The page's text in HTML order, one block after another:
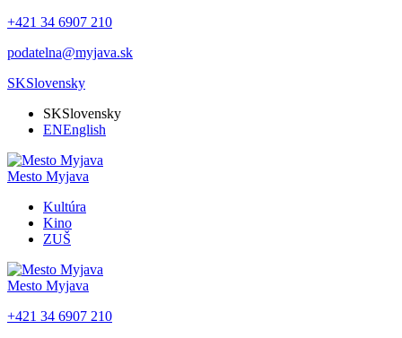
+421 34 6907 210
podatelna@myjava.sk
SKSlovensky
SKSlovensky
ENEnglish
Mesto Myjava
Kultúra
Kino
ZUŠ
Mesto Myjava
+421 34 6907 210